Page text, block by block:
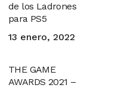
de los Ladrones
para PS5
13 enero, 2022
THE GAME
AWARDS 2021 –